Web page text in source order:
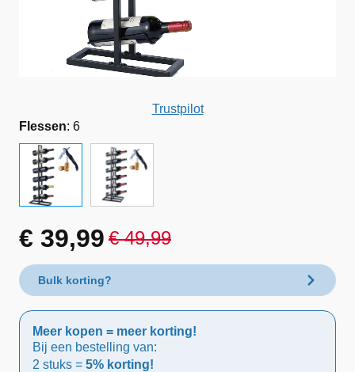
Trustpilot
Flessen: 6
€49,99
Oorspronkelijke
prijs
was:
€ 49,99.
€ 39,99
Huidige
prijs
is:
€ 39,99.
Bulk korting?
Meer kopen = meer korting!
Bij een bestelling van:
2 stuks = 5% korting!